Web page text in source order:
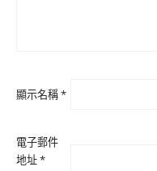
顯示名稱*
電子郵件
地址*